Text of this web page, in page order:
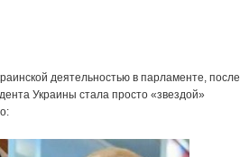
деятельностью в парламенте, после
Украины стала просто «звездой»